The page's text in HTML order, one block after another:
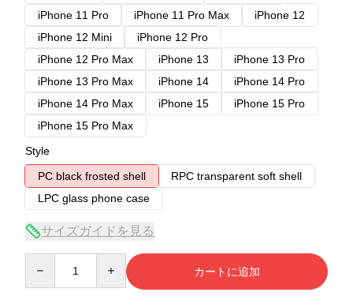
iPhone 11 Pro
iPhone 11 Pro Max
iPhone 12
iPhone 12 Mini
iPhone 12 Pro
iPhone 12 Pro Max
iPhone 13
iPhone 13 Pro
iPhone 13 Pro Max
iPhone 14
iPhone 14 Pro
iPhone 14 Pro Max
iPhone 15
iPhone 15 Pro
iPhone 15 Pro Max
Style
PC black frosted shell
RPC transparent soft shell
LPC glass phone case
サイズガイドを見る
カートに追加